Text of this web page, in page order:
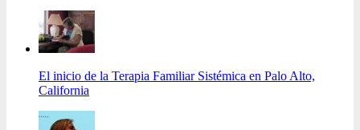
El inicio de la Terapia Familiar Sistémica en Palo Alto,
California